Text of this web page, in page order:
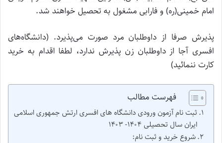
امام خمینی(ره) و فارابی مشغول به تحصیل خواهند شد.
پذیرش صرفا از داوطلبان مرد صورت می‌پذیرد. (دانشگاه‌های
افسری آجا از داوطلبان زن پذیرش ندارد، لطفا اقدام به خرید
کارت ننمائید)
فهرست مطالب
ثبت نام آزمون ورودی دانشگاه های افسری ارتش جمهوری اسلامی
ایران سال تحصیلی ۱۴۰۴- ۱۴۰۳
شروع خرید و ثبت نام: